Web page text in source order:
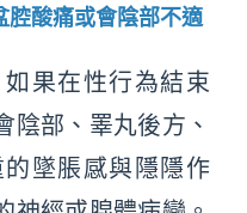
酸痛或會陰部不適
果在性行為結束
陰部、睪丸後方、
墜脹感與隱隱作